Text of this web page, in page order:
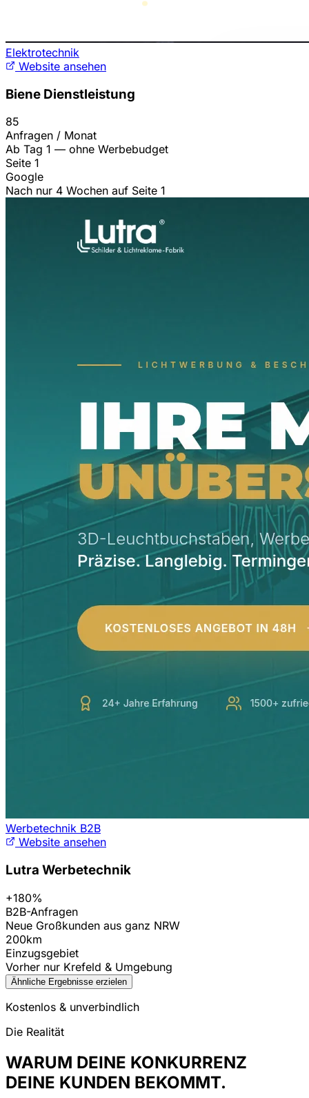
Elektrotechnik
Website ansehen
Biene Dienstleistung
85
Anfragen / Monat
Ab Tag 1 — ohne Werbebudget
Seite 1
Google
Nach nur 4 Wochen auf Seite 1
Werbetechnik B2B
Website ansehen
Lutra Werbetechnik
+180%
B2B-Anfragen
Neue Großkunden aus ganz NRW
200km
Einzugsgebiet
Vorher nur Krefeld & Umgebung
Ähnliche Ergebnisse erzielen
Kostenlos & unverbindlich
Die Realität
WARUM DEINE KONKURRENZ
DEINE KUNDEN BEKOMMT.